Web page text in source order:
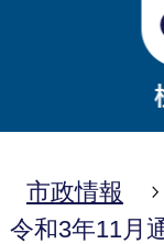
市政情報
令和3年11月